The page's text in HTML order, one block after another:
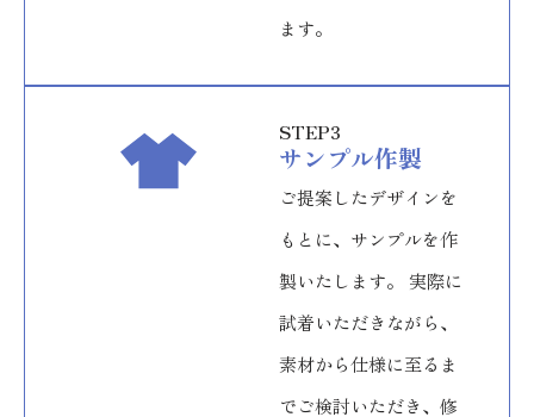
ます。
STEP3
サンプル作製
ご提案したデザインを
もとに、サンプルを作
製いたします。 実際に
試着いただきながら、
素材から仕様に至るま
でご検討いただき、修